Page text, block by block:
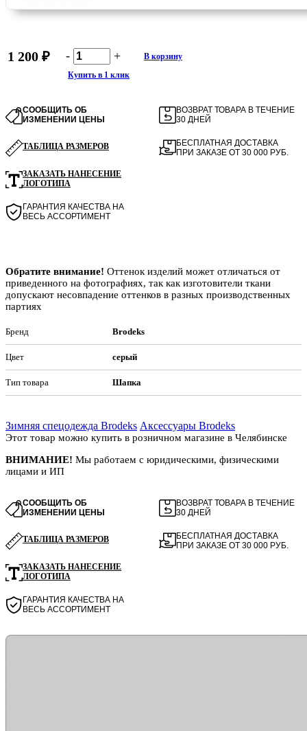
1 200 ₽ - +
В корзину
Купить в 1 клик
СООБЩИТЬ ОБ
ИЗМЕНЕНИИ ЦЕНЫ
ВОЗВРАТ ТОВАРА В ТЕЧЕНИЕ
30 ДНЕЙ
ТАБЛИЦА РАЗМЕРОВ
ЗАКАЗАТЬ НАНЕСЕНИЕ
ЛОГОТИПА
ГАРАНТИЯ КАЧЕСТВА НА
ВЕСЬ АССОРТИМЕНТ
БЕСПЛАТНАЯ ДОСТАВКА
ПРИ ЗАКАЗЕ ОТ 30 000 РУБ.
Обратите внимание! Оттенок изделий может отличаться от
приведенного на фотографиях, так как изготовители ткани
допускают несовпадение оттенков в разных производственных
партиях
Бренд Brodeks
Цвет серый
Тип товара Шапка
Зимняя спецодежда Brodeks Аксессуары Brodeks
Этот товар можно купить в розничном магазине в Челябинске
ВНИМАНИЕ! Мы работаем с юридическими, физическими
лицами и ИП
СООБЩИТЬ ОБ
ИЗМЕНЕНИИ ЦЕНЫ
ВОЗВРАТ ТОВАРА В ТЕЧЕНИЕ
30 ДНЕЙ
ТАБЛИЦА РАЗМЕРОВ
ЗАКАЗАТЬ НАНЕСЕНИЕ
ЛОГОТИПА
ГАРАНТИЯ КАЧЕСТВА НА
ВЕСЬ АССОРТИМЕНТ
БЕСПЛАТНАЯ ДОСТАВКА
ПРИ ЗАКАЗЕ ОТ 30 000 РУБ.